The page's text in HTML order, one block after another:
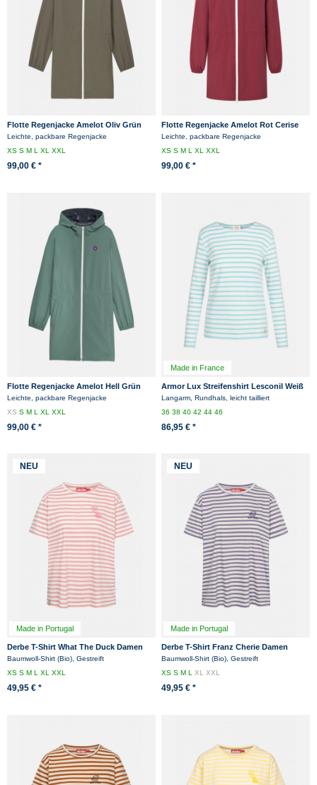
Flotte Regenjacke Amelot Oliv Grün
Kaki Parka
Leichte, packbare Regenjacke
XSSMLXLXXL
99,00 € *
Flotte Regenjacke Amelot Rot Cerise
Weinrot Parka
Leichte, packbare Regenjacke
XSSMLXLXXL
99,00 € *
Flotte Regenjacke Amelot Hell Grün
Vert Parka
Leichte, packbare Regenjacke
XSSMLXLXXL
99,00 € *
Made in France
Armor Lux Streifenshirt Lesconil Weiß
Türkis Gestreift Damen Mariniere
Langarm, Rundhals, leicht tailliert
363840424446
86,95 € *
NEU
Made in Portugal
Derbe T-Shirt What The Duck Damen
Rosa Streifenshirt GOTS Organic
Baumwoll-Shirt (Bio), Gestreift
XSSMLXLXXL
49,95 € *
NEU
Made in Portugal
Derbe T-Shirt Franz Cherie Damen
Beige Lila Grau Streifenshirt GOTS
Organic
Baumwoll-Shirt (Bio), Gestreift
XSSMLXLXXL
49,95 € *